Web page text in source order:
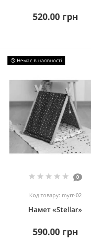
520.00 грн
😢 Немає в наявності
0
Код товару: myrr-02
Намет «Stellar»
590.00 грн